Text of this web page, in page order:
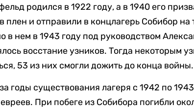
родился в 1922 году, а в 1940 его
плен и отправили в концлагерь Собибор
в нем в 1943 году под руководством
восстание узников. Тогда некоторым
53 из них смогли дожить до конца войны.
годы существования лагеря с 1942 по
При побеге из Собибора погибли